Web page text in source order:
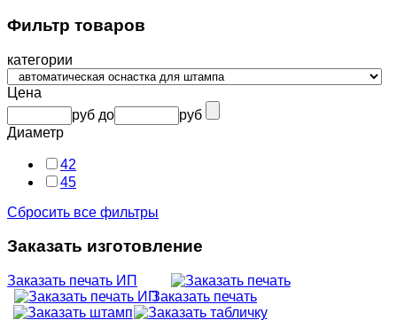
Фильтр товаров
категории
Цена
руб до
руб
Диаметр
42
45
Сбросить все фильтры
Заказать изготовление
Заказать печать ИП
Заказать печать